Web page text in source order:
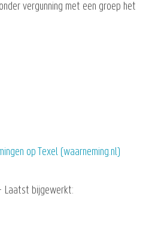
vergunning met een groep het
op Texel (waarneming.nl)
- Laatst bijgewerkt: